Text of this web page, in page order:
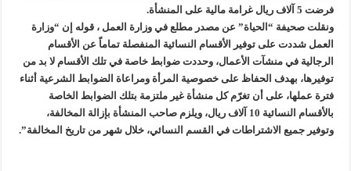
فرضت 5 آلاف ريال غرامة مالية على المنشأة.
ونقلت صحيفة “الحياة” عن مصدر مطلع في وزارة العمل ، قوله إن “وزارة
العمل شددت على توفير الأقسام النسائية المنفصلة تماماً عن الأقسام
الرجالية في منشآت الأعمال، وحددت ضوابط خاصة في تلك الأقسام لا بد من
توفيرها، بهدف الحفاظ على خصوصية المرأة ومراعاة الضوابط الشرعية أثناء
فترة عملها، على أن تغرّم كل منشأة غير ملتزمة بتلك الضوابط الخاصة
بالأقسام النسائية 10 آلاف ريال، ويلزم صاحب المنشأة بإزالة المخالفة،
وتوفير جميع الاشتراطات في القسم النسائي، خلال شهر من تاريخ المخالفة”.